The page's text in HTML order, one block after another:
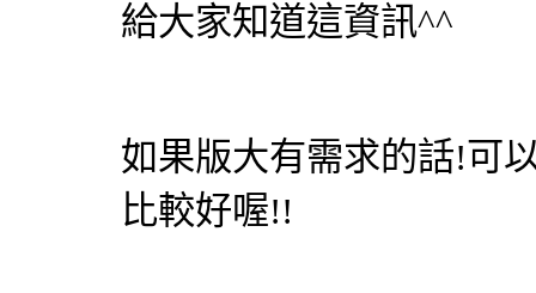
給大家知道這資訊^^
如果版大有需求的話!可
比較好喔!!